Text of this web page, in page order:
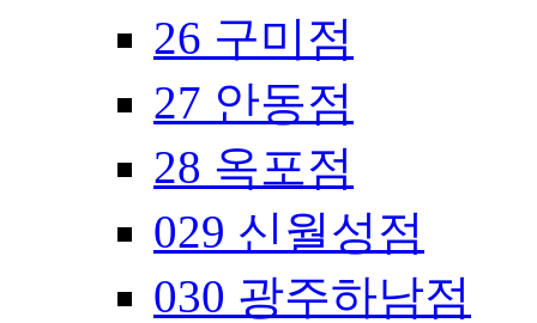
26 구미점
27 안동점
28 옥포점
029 신월성점
030 광주하남점